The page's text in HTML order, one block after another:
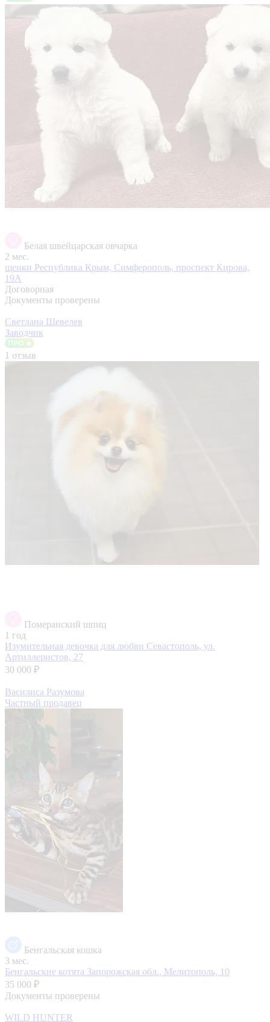
Белая швейцарская овчарка
2 мес.
щенки Республика Крым, Симферополь, проспект Кирова,
19А
Договорная
Документы проверены
Светлана Шевелев
Заводчик
1 отзыв
Померанский шпиц
1 год
Изумительная девочка для любви Севастополь, ул.
Артиллеристов, 27
30 000 ₽
Василиса Разумова
Частный продавец
Бенгальская кошка
3 мес.
Бенгальские котята Запорожская обл., Мелитополь, 10
35 000 ₽
Документы проверены
WILD HUNTER